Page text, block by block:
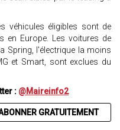
véhicules éligibles sont de
en Europe. Les voitures de
Spring, l'électrique la moins
et Smart, sont exclues du
: @Maireinfo2
GRATUITEMENT